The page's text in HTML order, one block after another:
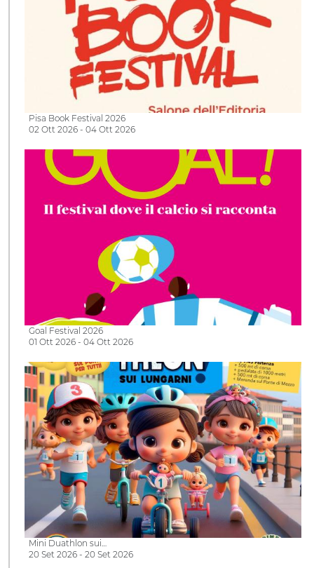
Pisa Book Festival 2026
02 Ott 2026 - 04 Ott 2026
Goal Festival 2026
01 Ott 2026 - 04 Ott 2026
Mini Duathlon sui…
20 Set 2026 - 20 Set 2026